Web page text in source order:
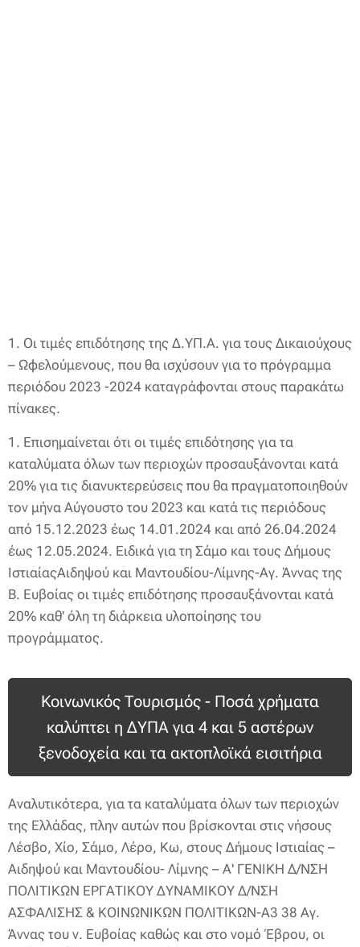
1. Οι τιμές επιδότησης της Δ.ΥΠ.Α. για τους Δικαιούχους
– Ωφελούμενους, που θα ισχύσουν για το πρόγραμμα
περιόδου 2023 -2024 καταγράφονται στους παρακάτω
πίνακες.
1. Επισημαίνεται ότι οι τιμές επιδότησης για τα
καταλύματα όλων των περιοχών προσαυξάνονται κατά
20% για τις διανυκτερεύσεις που θα πραγματοποιηθούν
τον μήνα Αύγουστο του 2023 και κατά τις περιόδους
από 15.12.2023 έως 14.01.2024 και από 26.04.2024
έως 12.05.2024. Ειδικά για τη Σάμο και τους Δήμους
ΙστιαίαςΑιδηψού και Μαντουδίου-Λίμνης-Αγ. Άννας της
Β. Ευβοίας οι τιμές επιδότησης προσαυξάνονται κατά
20% καθ' όλη τη διάρκεια υλοποίησης του
προγράμματος.
Κοινωνικός Τουρισμός - Ποσά χρήματα
καλύπτει η ΔΥΠΑ για 4 και 5 αστέρων
ξενοδοχεία και τα ακτοπλοϊκά εισιτήρια
Αναλυτικότερα, για τα καταλύματα όλων των περιοχών
της Ελλάδας, πλην αυτών που βρίσκονται στις νήσους
Λέσβο, Χίο, Σάμο, Λέρο, Κω, στους Δήμους Ιστιαίας –
Αιδηψού και Μαντουδίου- Λίμνης – Α' ΓΕΝΙΚΗ Δ/ΝΣΗ
ΠΟΛΙΤΙΚΩΝ ΕΡΓΑΤΙΚΟΥ ΔΥΝΑΜΙΚΟΥ Δ/ΝΣΗ
ΑΣΦΑΛΙΣΗΣ & ΚΟΙΝΩΝΙΚΩΝ ΠΟΛΙΤΙΚΩΝ-Α3 38 Αγ.
Άννας του ν. Ευβοίας καθώς και στο νομό Έβρου, οι